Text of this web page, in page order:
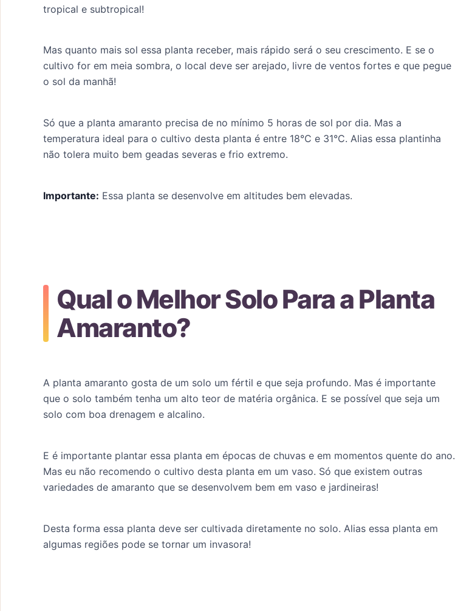
tropical e subtropical!
Mas quanto mais sol essa planta receber, mais rápido será o seu crescimento. E se o
cultivo for em meia sombra, o local deve ser arejado, livre de ventos fortes e que pegue
o sol da manhã!
Só que a planta amaranto precisa de no mínimo 5 horas de sol por dia. Mas a
temperatura ideal para o cultivo desta planta é entre 18°C e 31°C. Alias essa plantinha
não tolera muito bem geadas severas e frio extremo.
Importante: Essa planta se desenvolve em altitudes bem elevadas.
Qual o Melhor Solo Para a Planta
Amaranto?
A planta amaranto gosta de um solo um fértil e que seja profundo. Mas é importante
que o solo também tenha um alto teor de matéria orgânica. E se possível que seja um
solo com boa drenagem e alcalino.
E é importante plantar essa planta em épocas de chuvas e em momentos quente do ano.
Mas eu não recomendo o cultivo desta planta em um vaso. Só que existem outras
variedades de amaranto que se desenvolvem bem em vaso e jardineiras!
Desta forma essa planta deve ser cultivada diretamente no solo. Alias essa planta em
algumas regiões pode se tornar um invasora!